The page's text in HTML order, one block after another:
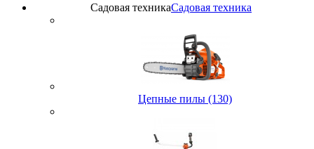
Садовая техникаСадовая техника
Цепные пилы (130)